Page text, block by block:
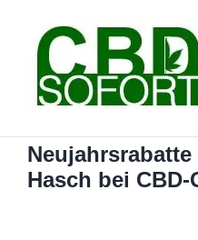
springen
Hasch bei CBD-